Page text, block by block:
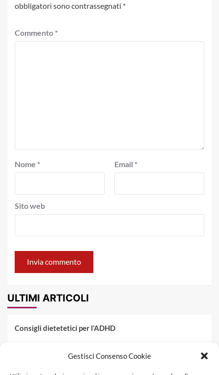
Gestisci Consenso Cookie
obbligatori sono contrassegnati *
Commento *
Nome * Email *
Sito web
ULTIMI ARTICOLI
Consigli dietetetici per l’ADHD